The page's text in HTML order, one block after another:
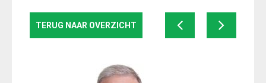
TERUG NAAR OVERZICHT